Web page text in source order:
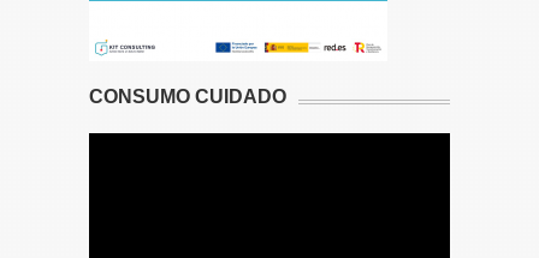
CONSUMO CUIDADO